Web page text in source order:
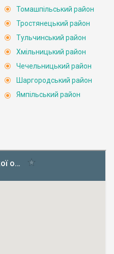
Томашпільський район
Тростянецький район
Тульчинський район
Хмільницький район
Чечельницький район
Шаргородський район
Ямпільський район